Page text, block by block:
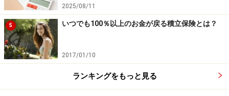
2025/08/11
5 いつでも100％以上のお金が戻る積立保険とは？
2017/01/10
ランキングをもっと見る